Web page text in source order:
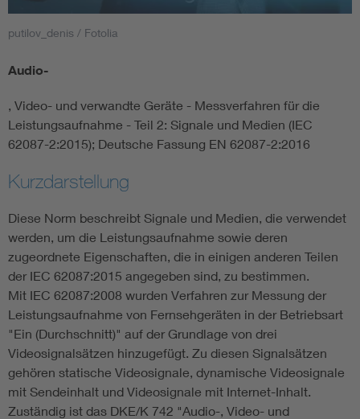
Smart Cities
DKE Fachinformationen im Kontext der Normung
Blitzschutz: DIN EN 62305 in der Übersicht
Cybersecurity in der Industrieautomatisierung
DIN VDE 0100 für sichere Elektroinstallationen
Elektrofachkraft (EFK)
putilov_denis / Fotolia
Audio-
, Video- und verwandte Geräte - Messverfahren für die
Leistungsaufnahme - Teil 2: Signale und Medien (IEC
62087-2:2015); Deutsche Fassung EN 62087-2:2016
Kurzdarstellung
Diese Norm beschreibt Signale und Medien, die verwendet
werden, um die Leistungsaufnahme sowie deren
zugeordnete Eigenschaften, die in einigen anderen Teilen
der IEC 62087:2015 angegeben sind, zu bestimmen.
Mit IEC 62087:2008 wurden Verfahren zur Messung der
Leistungsaufnahme von Fernsehgeräten in der Betriebsart
"Ein (Durchschnitt)" auf der Grundlage von drei
Videosignalsätzen hinzugefügt. Zu diesen Signalsätzen
gehören statische Videosignale, dynamische Videosignale
mit Sendeinhalt und Videosignale mit Internet-Inhalt.
Zuständig ist das DKE/K 742 "Audio-, Video- und